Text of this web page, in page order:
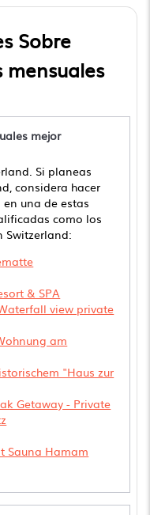
de RBO son una
mensuales.
cocinas completas,
oestancia mensual
de forma
en Switzerland,
amueblado
para elegir.
viajeros ejecutivos o
de trabajo o
que están
plazo, pero no
facilita el filtrado
desean encontrar la
o personas que
quedarse más de
Sobre
mensuales
mejor
Si planeas
considera hacer
una de estas
como los
Switzerland:
& SPA
view private
am
"Haus zur
Getaway - Private
Sauna Hamam